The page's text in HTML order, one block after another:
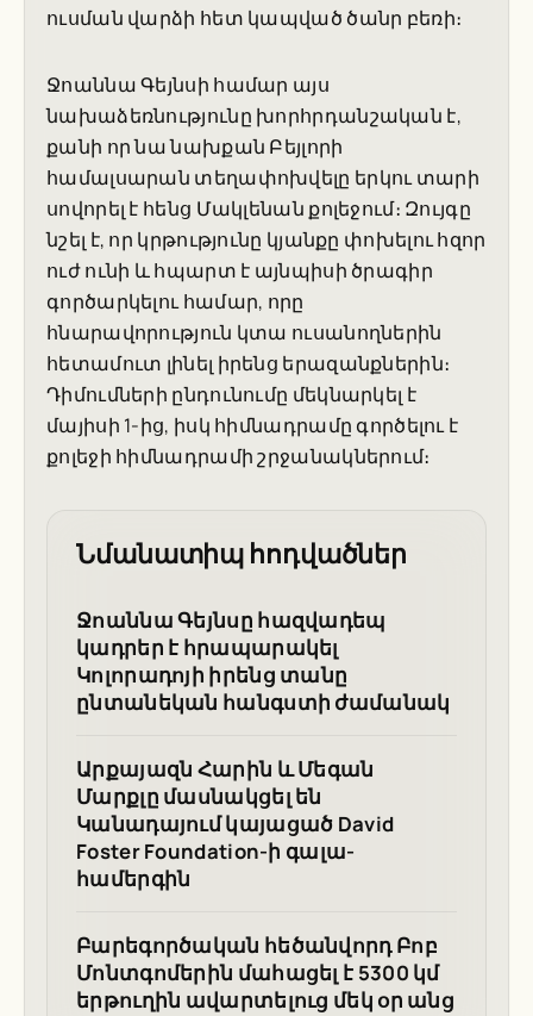
ուսման վարձի հետ կապված ծանր բեռի։
Ջոաննա Գեյնսի համար այս
նախաձեռնությունը խորհրդանշական է,
քանի որ նա նախքան Բեյլորի
համալսարան տեղափոխվելը երկու տարի
սովորել է հենց Մակլենան քոլեջում։ Զույգը
նշել է, որ կրթությունը կյանքը փոխելու հզոր
ուժ ունի և հպարտ է այնպիսի ծրագիր
գործարկելու համար, որը
հնարավորություն կտա ուսանողներին
հետամուտ լինել իրենց երազանքներին։
Դիմումների ընդունումը մեկնարկել է
մայիսի 1-ից, իսկ հիմնադրամը գործելու է
քոլեջի հիմնադրամի շրջանակներում։
Նմանատիպ հոդվածներ
Ջոաննա Գեյնսը հազվադեպ
կադրեր է հրապարակել
Կոլորադոյի իրենց տանը
ընտանեկան հանգստի ժամանակ
Արքայազն Հարին և Մեգան
Մարքլը մասնակցել են
Կանադայում կայացած David
Foster Foundation-ի գալա-
համերգին
Բարեգործական հեծանվորդ Բոբ
Մոնտգոմերին մահացել է 5300 կմ
երթուղին ավարտելուց մեկ օր անց